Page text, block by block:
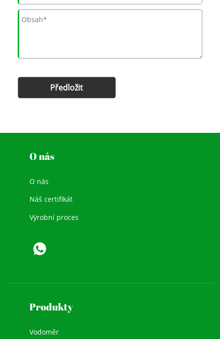
Předložit
O nás
O nás
Náš certifikát
Výrobní proces
Produkty
Vodoměr